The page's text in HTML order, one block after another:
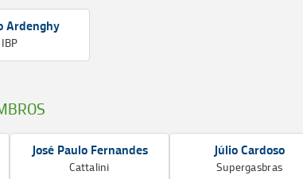
Ardenghy
IBP
José Paulo Fernandes
Cattalini
Júlio Cardoso
Supergasbras